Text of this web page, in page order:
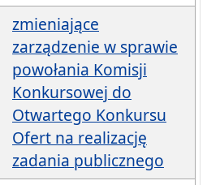
zmieniające
zarządzenie w sprawie
powołania Komisji
Konkursowej do
Otwartego Konkursu
Ofert na realizację
zadania publicznego